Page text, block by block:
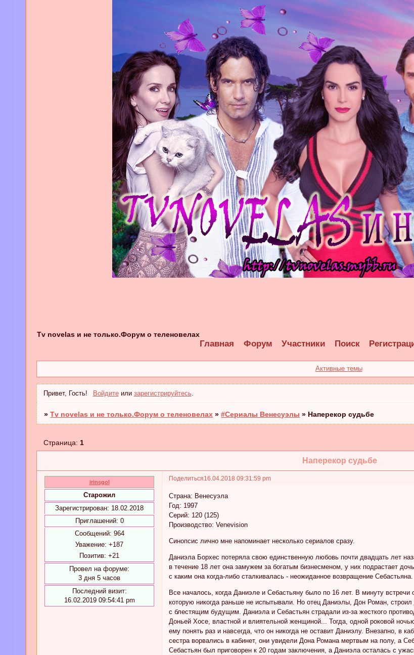
Tv novelas и не только.Форум о теленовелах
Главная Форум Участники Поиск
Активные темы
Привет, Гость! Войдитеили зарегистрируйтесь.
»Tv novelas и не только.Форум о теленовелах »#Сериалы Венесуэлы » Наперекор судьбе
Наперекор судьбе
Страница:1
Поделиться16.04.2018 09:31:59 pm
irinsgol
Старожил
Зарегистрирован: 18.02.2018
Приглашений: 0
Сообщений: 964
Уважение: +187
Позитив: +21
Провел на форуме:
3 дня 5 часов
Последний визит:
16.02.2019 09:54:41 pm
Страна: Венесуэла
Год: 1997
Серий: 120 (125)
Производство: Venevision
Синопсис лично мне напоминает несколько сериалов сразу.
Даниэла Борхес потеряла свою единственную любовь почти двадцать лет
в течение 18 лет она замужем за богатым бизнесменом, у них подрастает
с каким она когда-либо сталкивалась - неожиданное возвращение Себастьяна.
Все началось, когда Даниэле и Себастьяну было по 16 лет. В минуту
которую никогда раньше не испытывали. Но отец Даниэлы, Дон Роман,
с блестящим будущим. Даниэла и Себастьян страдали из-за жесткого
Доньей Хосе, властной и влиятельной женщиной... Тогда, одной роковой
ему понять раз и навсегда, что он никогда не оставит Даниэлу. Внезапно, в
сестра ворвались в кабинет, они увидели Дона Романа мертвым на полу, а
Себастьян был приговорен к 20 годам заключения, а Даниэла осталась с